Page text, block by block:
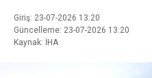
Giriş: 23-07-2026 13:20
Güncelleme: 23-07-2026 13:20
Kaynak: İHA